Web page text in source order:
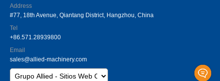
Address
#77, 18th Avenue, Qiantang District, Hangzhou, China
Tel
+86.571.28939800
Email
sales@allied-machinery.com